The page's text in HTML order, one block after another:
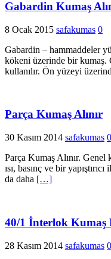
Gabardin Kumaş
8 Ocak 2015 safakumas 0
Gabardin – hammaddeler
kökeni üzerinde bir
kullanılır. Ön yüzeyi
Parça Kumaş Alınır
30 Kasım 2014 safakumas 0
Parça Kumaş Alınır.
ısı, basınç ve bir
da daha […]
40/1 İnterlok Kumaş
28 Kasım 2014 safakumas 0